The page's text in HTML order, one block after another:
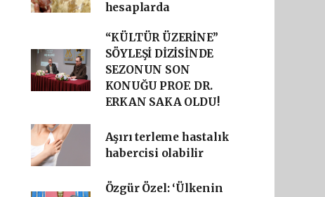
hesaplarda
“KÜLTÜR ÜZERİNE”
SÖYLEŞİ DİZİSİNDE
SEZONUN SON
KONUĞU PROF. DR.
ERKAN SAKA OLDU!
Aşırı terleme hastalık
habercisi olabilir
Özgür Özel: ‘Ülkenin